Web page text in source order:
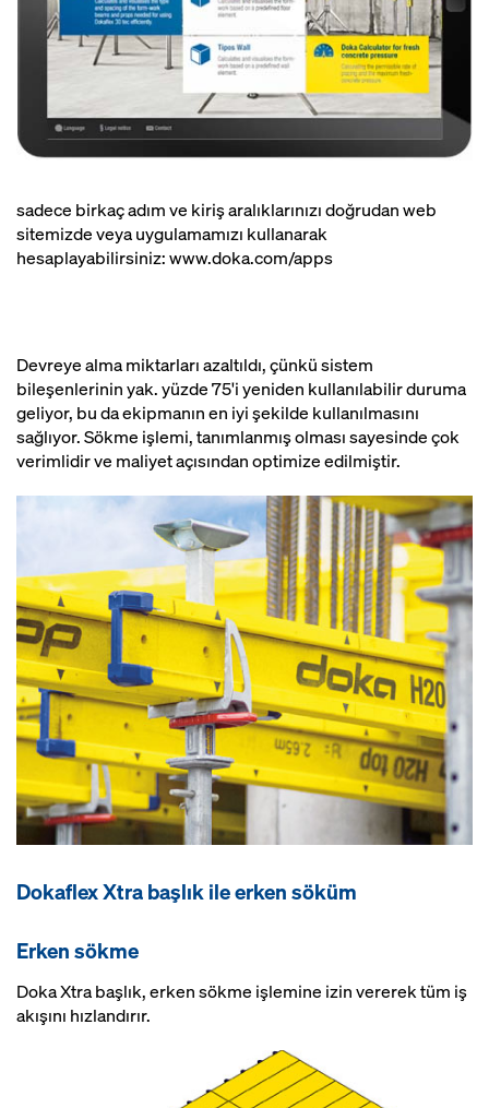
sadece birkaç adım ve kiriş aralıklarınızı doğrudan web
sitemizde veya uygulamamızı kullanarak
hesaplayabilirsiniz: www.doka.com/apps
Devreye alma miktarları azaltıldı, çünkü sistem
bileşenlerinin yak. yüzde 75'i yeniden kullanılabilir duruma
geliyor, bu da ekipmanın en iyi şekilde kullanılmasını
sağlıyor. Sökme işlemi, tanımlanmış olması sayesinde çok
verimlidir ve maliyet açısından optimize edilmiştir.
Dokaflex Xtra başlık ile erken söküm
Erken sökme
Doka Xtra başlık, erken sökme işlemine izin vererek tüm iş
akışını hızlandırır.